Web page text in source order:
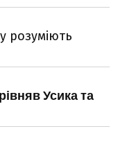
розуміють
Усика та